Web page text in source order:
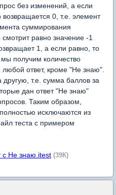
без изменений, а если
0, т.е. элемент
суммирования
равно значение -1
1, а если равно, то
получим количество
ответ, кроме "Не знаю".
т.е. сумма баллов за
дан ответ "Не знаю"
Таким образом,
исключаются из
теста с примером
с Не знаю.itest (39К)